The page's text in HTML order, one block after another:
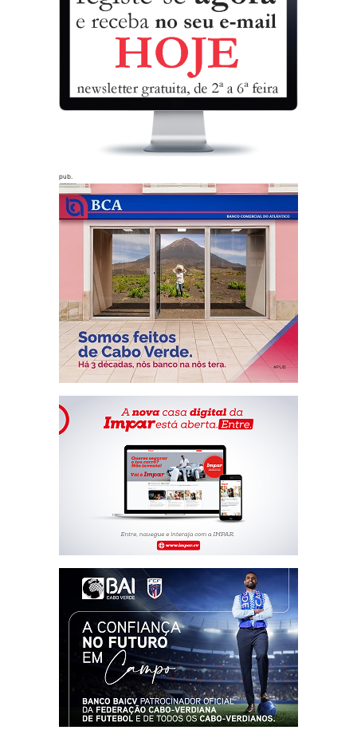
pub.